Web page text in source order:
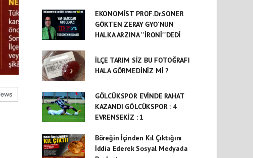
EKONOMİST PROF.Dr.SONER
GÖKTEN ZERAY GYO'NUN
HALKA ARZINA ''İRONİ''DEDİ
İLÇE TARIM SİZ BU FOTOĞRAFI
HALA GÖRMEDİNİZ Mİ ?
GÖLCÜKSPOR EVİNDE RAHAT
KAZANDI GÖLCÜKSPOR : 4
EVRENSEKİZ : 1
Böreğin İçinden Kıl Çıktığını
İddia Ederek Sosyal Medyada